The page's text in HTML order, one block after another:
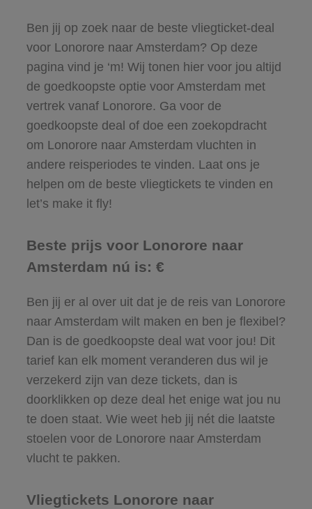
Ben jij op zoek naar de beste vliegticket-deal
voor Lonorore naar Amsterdam? Op deze
pagina vind je ‘m! Wij tonen hier voor jou altijd
de goedkoopste optie voor Amsterdam met
vertrek vanaf Lonorore. Ga voor de
goedkoopste deal of doe een zoekopdracht
om Lonorore naar Amsterdam vluchten in
andere reisperiodes te vinden. Laat ons je
helpen om de beste vliegtickets te vinden en
let’s make it fly!
Beste prijs voor Lonorore naar
Amsterdam nú is: €
Ben jij er al over uit dat je de reis van Lonorore
naar Amsterdam wilt maken en ben je flexibel?
Dan is de goedkoopste deal wat voor jou! Dit
tarief kan elk moment veranderen dus wil je
verzekerd zijn van deze tickets, dan is
doorklikken op deze deal het enige wat jou nu
te doen staat. Wie weet heb jij nét die laatste
stoelen voor de Lonorore naar Amsterdam
vlucht te pakken.
Vliegtickets Lonorore naar